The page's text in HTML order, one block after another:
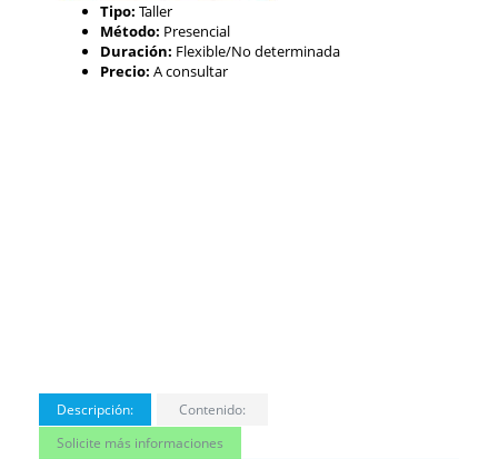
Tipo: Taller
Método: Presencial
Duración: Flexible/No determinada
Precio: A consultar
Descripción:
Contenido:
Solicite más informaciones